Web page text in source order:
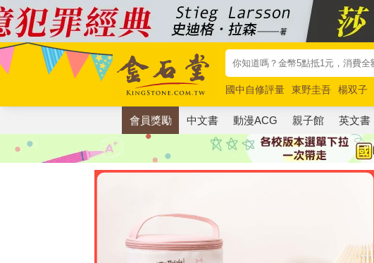
國中自修評量 東野圭吾 楊双子
唯紅花綻放
奧德賽 路邊攤新作
會員獎勵 中文書 動漫ACG 親子館 英文書